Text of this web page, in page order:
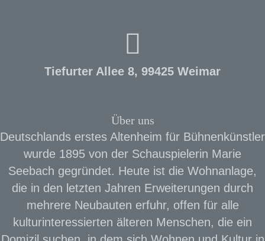
Tiefurter Allee 8, 99425 Weimar
Über uns
Deutschlands erstes Altenheim für Bühnenkünstler
wurde 1895 von der Schauspielerin Marie
Seebach gegründet. Heute ist die Wohnanlage,
die in den letzten Jahren Erweiterungen durch
mehrere Neubauten erfuhr, offen für alle
kulturinteressierten älteren Menschen, die ein